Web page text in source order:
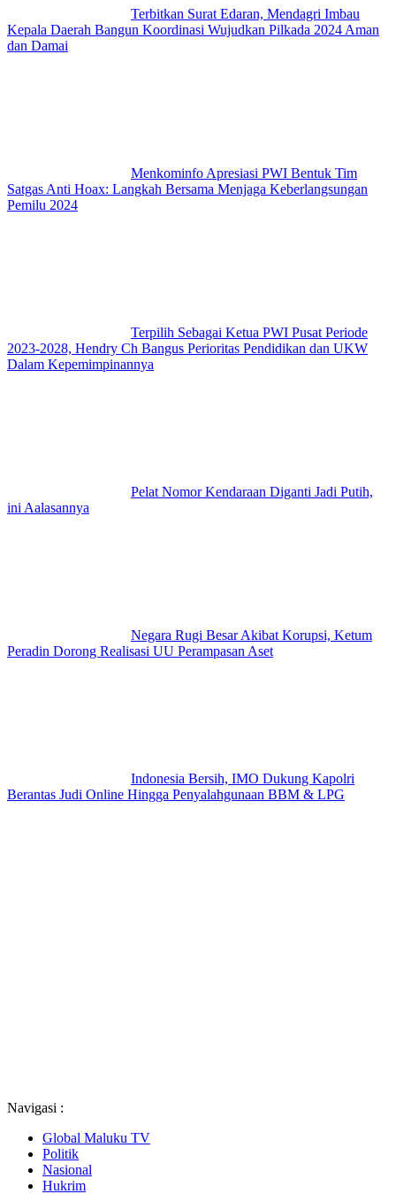
Terbitkan Surat Edaran, Mendagri Imbau
Kepala Daerah Bangun Koordinasi Wujudkan Pilkada 2024 Aman
dan Damai
Menkominfo Apresiasi PWI Bentuk Tim
Satgas Anti Hoax: Langkah Bersama Menjaga Keberlangsungan
Pemilu 2024
Terpilih Sebagai Ketua PWI Pusat Periode
2023-2028, Hendry Ch Bangus Perioritas Pendidikan dan UKW
Dalam Kepemimpinannya
Pelat Nomor Kendaraan Diganti Jadi Putih,
ini Aalasannya
Negara Rugi Besar Akibat Korupsi, Ketum
Peradin Dorong Realisasi UU Perampasan Aset
Indonesia Bersih, IMO Dukung Kapolri
Berantas Judi Online Hingga Penyalahgunaan BBM & LPG
Navigasi :
Global Maluku TV
Politik
Nasional
Hukrim